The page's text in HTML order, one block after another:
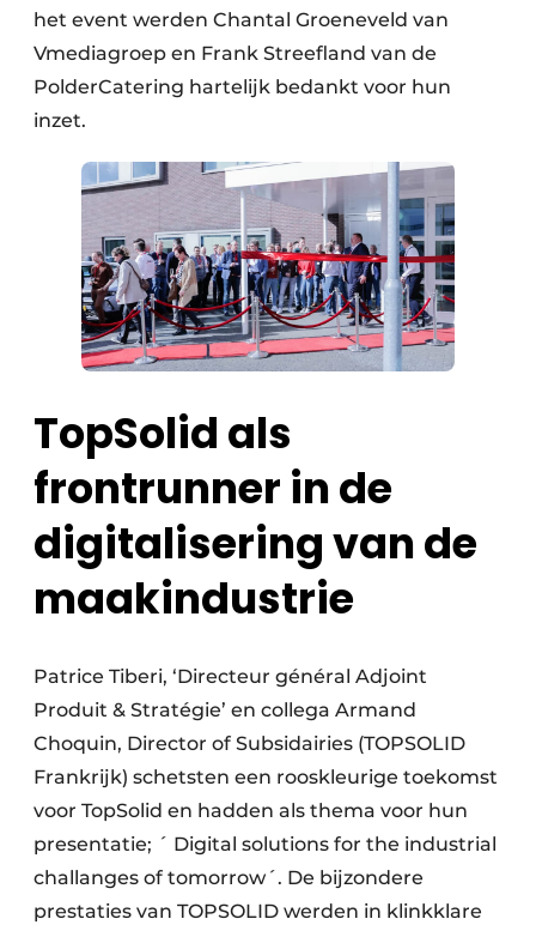
het event werden Chantal Groeneveld van
Vmediagroep en Frank Streefland van de
PolderCatering hartelijk bedankt voor hun
inzet.
TopSolid als
frontrunner in de
digitalisering van de
maakindustrie
Patrice Tiberi, ‘Directeur général Adjoint
Produit & Stratégie’ en collega Armand
Choquin, Director of Subsidairies (TOPSOLID
Frankrijk) schetsten een rooskleurige toekomst
voor TopSolid en hadden als thema voor hun
presentatie; ´ Digital solutions for the industrial
challanges of tomorrow´. De bijzondere
prestaties van TOPSOLID werden in klinkklare